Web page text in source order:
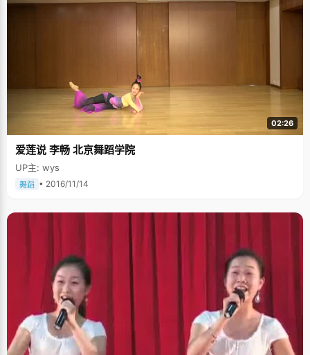
02:26
爱莲说 李畅 北京舞蹈学院
UP主: wys
舞蹈 • 2016/11/14